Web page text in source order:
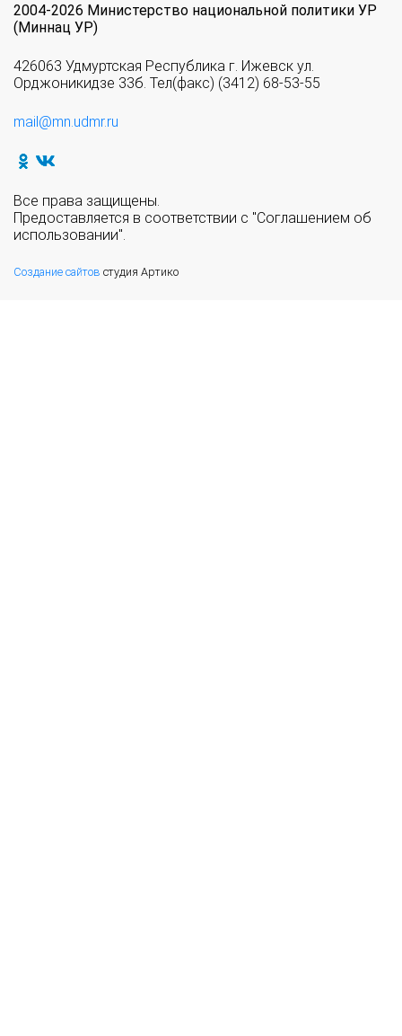
2004-2026 Министерство национальной политики УР
(Миннац УР)
426063 Удмуртская Республика г. Ижевск ул.
Орджоникидзе 33б. Тел(факс) (3412) 68-53-55
mail@mn.udmr.ru
Все права защищены.
Предоставляется в соответствии с "Соглашением об
использовании".
Создание сайтов студия Артико